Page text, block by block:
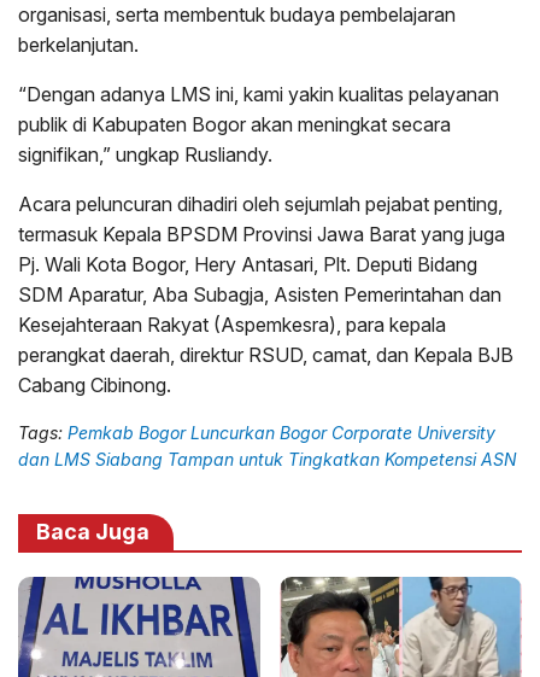
organisasi, serta membentuk budaya pembelajaran
berkelanjutan.
“Dengan adanya LMS ini, kami yakin kualitas pelayanan
publik di Kabupaten Bogor akan meningkat secara
signifikan,” ungkap Rusliandy.
Acara peluncuran dihadiri oleh sejumlah pejabat penting,
termasuk Kepala BPSDM Provinsi Jawa Barat yang juga
Pj. Wali Kota Bogor, Hery Antasari, Plt. Deputi Bidang
SDM Aparatur, Aba Subagja, Asisten Pemerintahan dan
Kesejahteraan Rakyat (Aspemkesra), para kepala
perangkat daerah, direktur RSUD, camat, dan Kepala BJB
Cabang Cibinong.
Tags: Pemkab Bogor Luncurkan Bogor Corporate University
dan LMS Siabang Tampan untuk Tingkatkan Kompetensi ASN
Baca Juga